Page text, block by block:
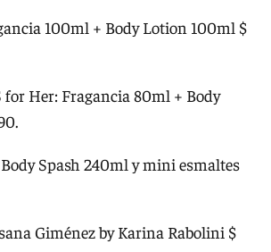
100ml + Body Lotion 100ml $
for Her: Fragancia 80ml + Body
Spash 240ml y mini esmaltes
Giménez by Karina Rabolini $